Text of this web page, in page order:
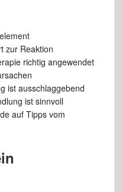
zur Reaktion
richtig angewendet
ist ausschlaggebend
ist sinnvoll
auf Tipps vom